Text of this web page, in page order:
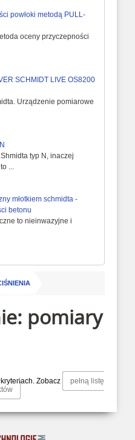
powłoki metodą PULL-
oceny przyczepności
SCHMIDT LIVE OS8200
Urządzenie pomiarowe
typ N, inaczej
...
młotkiem schmidta -
betonu
to nieinwazyjne i
pomiary
Zobacz
pełną listę